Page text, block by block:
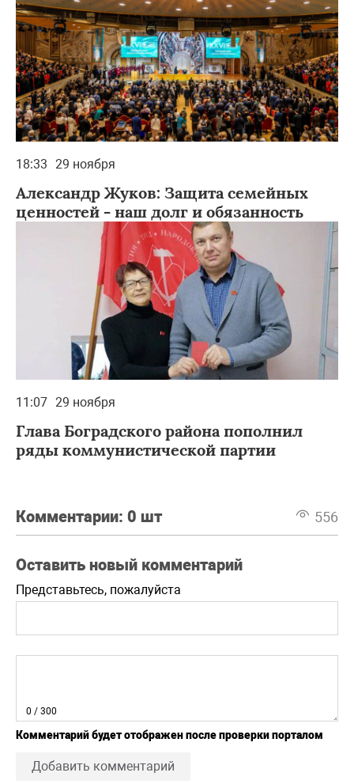
18:33 29 ноября
Александр Жуков: Защита семейных
ценностей - наш долг и обязанность
11:07 29 ноября
Глава Боградского района пополнил
ряды коммунистической партии
Комментарии: 0 шт 556
Оставить новый комментарий
Представьтесь, пожалуйста
0 / 300
Комментарий будет отображен после проверки порталом
Добавить комментарий